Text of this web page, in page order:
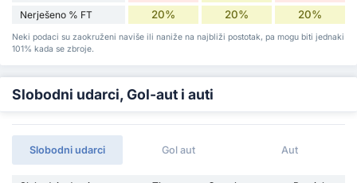
Nerješeno % FT 20% 20% 20%
Neki podaci su zaokruženi naviše ili naniže na najbliži postotak, pa mogu biti jednaki
101% kada se zbroje.
Slobodni udarci, Gol-aut i auti
Slobodni udarci Gol aut Aut